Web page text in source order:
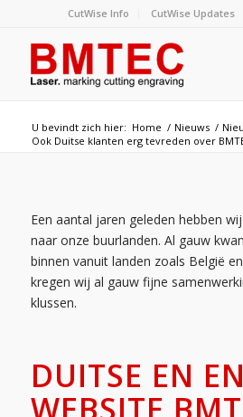
CutWise Info CutWise Updates
U bevindt zich hier: Home / Nieuws /
Ook Duitse klanten erg tevreden over
Een aantal jaren geleden hebben
naar onze buurlanden. Al gauw
binnen vanuit landen zoals België en
kregen wij al gauw fijne
klussen.
DUITSE EN